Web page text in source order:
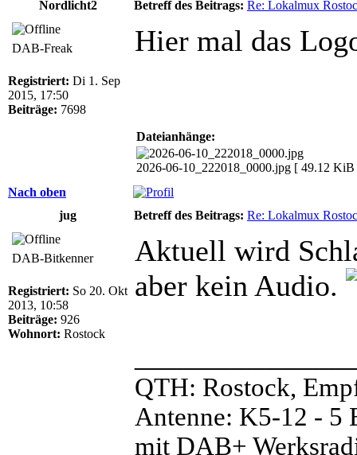
Nordlicht2
Betreff des Beitrags: Re: Lokalmux
DAB-Freak
Registriert: Di 1. Sep
2015, 17:50
Beiträge: 7698
Hier mal das
Dateianhänge:
2026-06-10_222018_0000.jpg [ 49.12 KiB
Nach oben
jug
Betreff des Beitrags: Re: Lokalmux
DAB-Bitkenner
Registriert: So 20. Okt
2013, 10:58
Beiträge: 926
Wohnort: Rostock
Aktuell wird
aber kein Audio.
QTH: Rostock,
Antenne: K5-12 - 5
mit DAB+